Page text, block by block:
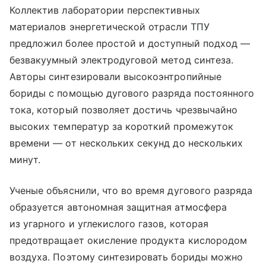
Коллектив лаборатории перспективных
материалов энергетической отрасли ТПУ
предложил более простой и доступный подход —
безвакуумный электродуговой метод синтеза.
Авторы синтезировали высокоэнтропийные
бориды с помощью дугового разряда постоянного
тока, который позволяет достичь чрезвычайно
высоких температур за короткий промежуток
времени — от нескольких секунд до нескольких
минут.
Ученые объяснили, что во время дугового разряда
образуется автономная защитная атмосфера
из угарного и углекислого газов, которая
предотвращает окисление продукта кислородом
воздуха. Поэтому синтезировать бориды можно